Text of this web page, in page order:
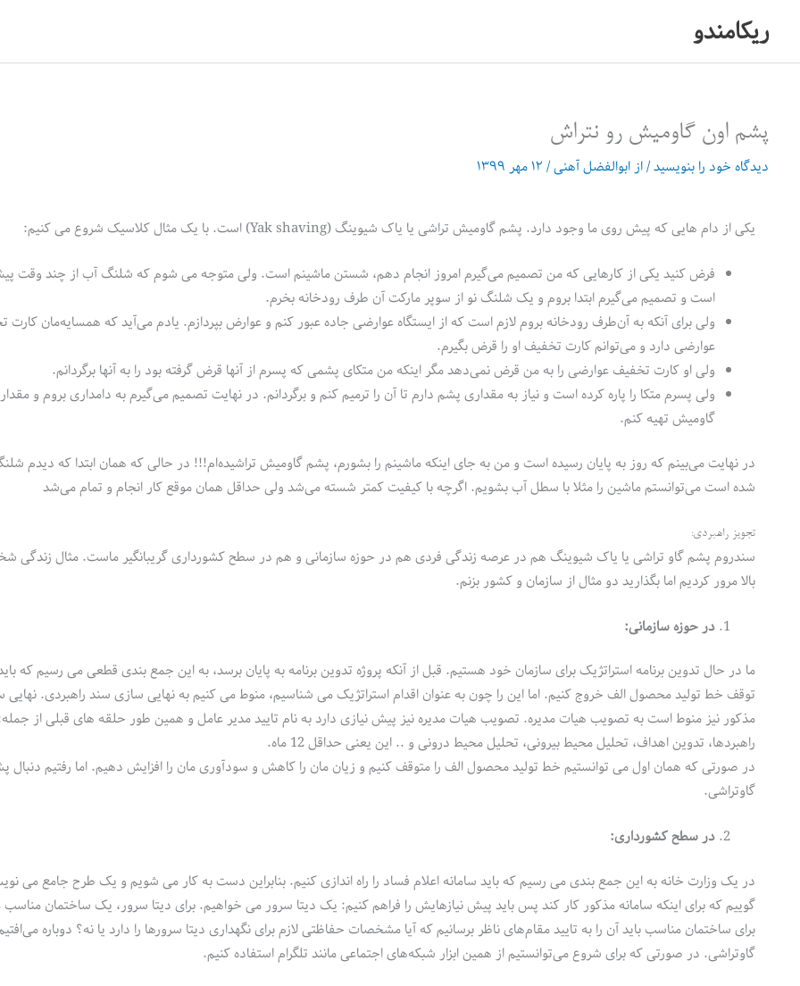
محتوا
ریکامندو
پشم اون گاومیش رو نتراش
دیدگاه‌ خود را بنویسید/ ازابوالفضل آهنی/۱۲ مهر ۱۳۹۹
یکی از دام هایی که پیش روی ما وجود دارد. پشم گاومیش تراشی یا یاک شیوینگ (Yak shaving) است. با یک مثال کلاسیک شروع می کنیم:
فرض کنید یکی از کارهایی که من تصمیم می‌گیرم امروز انجام دهم، شستن ماشینم است. ولی متوجه می شوم که شلنگ آب از چند وقت
است و تصمیم می‌گیرم ابتدا بروم و یک شلنگ نو از سوپر مارکت آن طرف رودخانه بخرم.
ولی برای آنکه به آن‌طرف رودخانه بروم لازم است که از ایستگاه عوارضی جاده عبور کنم و عوارض بپردازم. یادم می‌آید که همسایه‌مان کارت
عوارضی دارد و می‌توانم کارت تخفیف او را قرض بگیرم.
ولی او کارت تخفیف عوارضی را به من قرض نمی‌دهد مگر اینکه من متکای پشمی که پسرم از آنها قرض گرفته بود را به آنها برگردانم.
ولی پسرم متکا را پاره کرده است و نیاز به مقداری پشم دارم تا آن را ترمیم کنم و برگردانم. در نهایت تصمیم می‌گیرم به دامداری بروم و
گاومیش تهیه کنم.
در نهایت می‌بینم که روز به پایان رسیده است و من به جای اینکه ماشینم را بشورم، پشم گاومیش تراشیده‌ام!!! در حالی که همان ابتدا که دیدم
شده است می‌توانستم ماشین را مثلا با سطل آب بشویم. اگرچه با کیفیت کمتر شسته می‌شد ولی حداقل همان موقع کار انجام و تمام می‌شد
تجویز راهبردی:
سندروم پشم گاو تراشی یا یاک شیوینگ هم در عرصه زندگی فردی هم در حوزه سازمانی و هم در سطح کشورداری گریبانگیر ماست. مثال زندگی
بالا مرور کردیم اما بگذارید دو مثال از سازمان و کشور بزنم.
در حوزه سازمانی:
ما در حال تدوین برنامه استراتژیک برای سازمان خود هستیم. قبل از آنکه پروژه تدوین برنامه به پایان برسد، به این جمع بندی قطعی می رسیم که باید
توقف خط تولید محصول الف خروج کنیم. اما این را چون به عنوان اقدام استراتژیک می شناسیم، منوط می کنیم به نهایی سازی سند راهبردی.
مذکور نیز منوط است به تصویب هیات مدیره. تصویب هیات مدیره نیز پیش نیازی دارد به نام تایید مدیر عامل و همین طور حلقه های قبلی از
راهبردها، تدوین اهداف، تحلیل محیط بیرونی، تحلیل محیط درونی و .. این یعنی حداقل 12 ماه.
در صورتی که همان اول می توانستیم خط تولید محصول الف را متوقف کنیم و زیان مان را کاهش و سودآوری مان را افزایش دهیم. اما رفتیم دنبال
گاوتراشی.
در سطح کشورداری:
در یک وزارت خانه به این جمع بندی می رسیم که باید سامانه اعلام فساد را راه اندازی کنیم. بنابراین دست به کار می شویم و یک طرح جامع می
گوییم که برای اینکه سامانه مذکور کار کند پس باید پیش نیازهایش را فراهم کنیم: یک دیتا سرور می خواهیم. برای دیتا سرور، یک ساختمان
برای ساختمان مناسب باید آن را به تایید مقام‌های ناظر برسانیم که آیا مشخصات حفاظتی لازم برای نگهداری دیتا سرورها را دارد یا نه؟ دوباره
گاوتراشی. در صورتی که برای شروع می‌توانستیم از همین ابزار شبکه‌های اجتماعی مانند تلگرام استفاده کنیم.